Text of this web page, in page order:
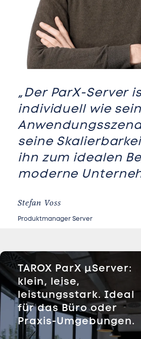
„Der ParX-Server
individuell wie
seine
ihn zum idealen
moderne
Stefan Voss
Produktmanager Server
TAROX ParX µServer:
klein, leise,
leistungsstark. Ideal
für das Büro oder
Praxis-Umgebungen.